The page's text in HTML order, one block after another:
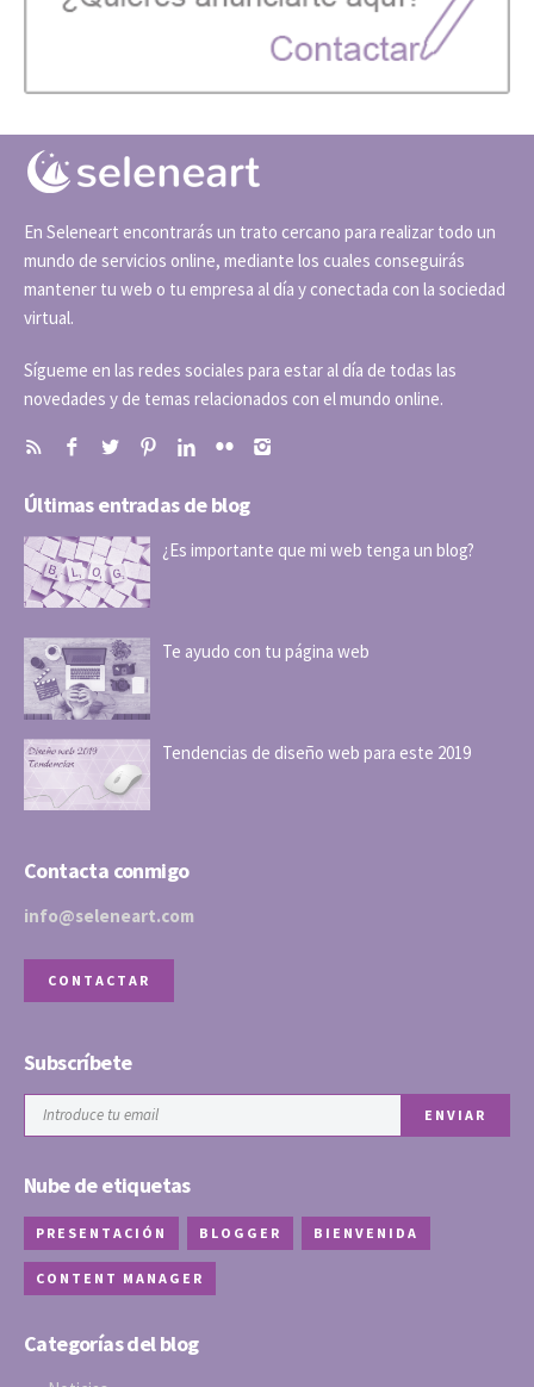
En Seleneart encontrarás un trato cercano para realizar todo un
mundo de servicios online, mediante los cuales conseguirás
mantener tu web o tu empresa al día y conectada con la sociedad
virtual.
Sígueme en las redes sociales para estar al día de todas las
novedades y de temas relacionados con el mundo online.
Últimas entradas de blog
¿Es importante que mi web tenga un blog?
Te ayudo con tu página web
Tendencias de diseño web para este 2019
Contacta conmigo
info@seleneart.com
CONTACTAR
Subscríbete
Nube de etiquetas
PRESENTACIÓN BLOGGER BIENVENIDA
CONTENT MANAGER
Categorías del blog